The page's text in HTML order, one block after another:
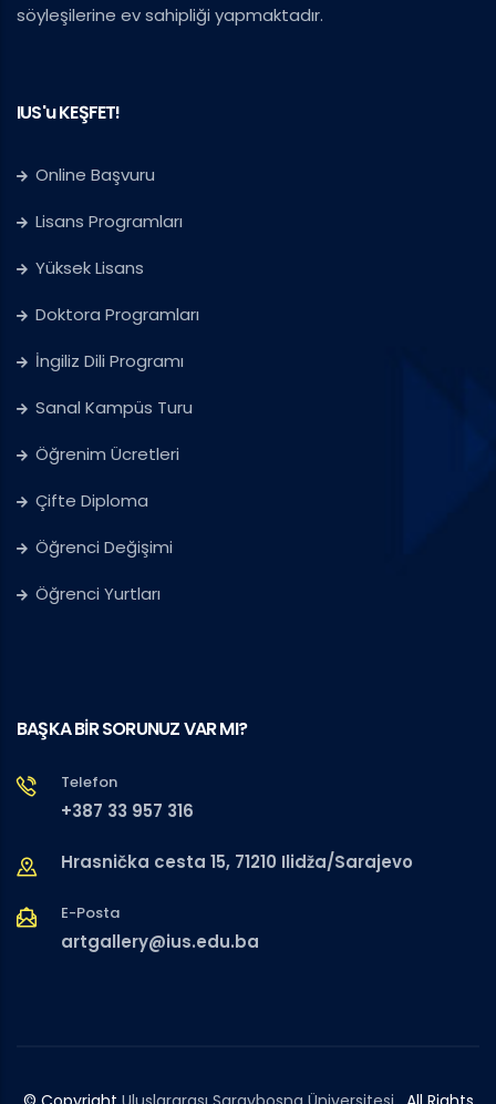
söyleşilerine ev sahipliği yapmaktadır.
IUS'u KEŞFET!
Online Başvuru
Lisans Programları
Yüksek Lisans
Doktora Programları
İngiliz Dili Programı
Sanal Kampüs Turu
Öğrenim Ücretleri
Çifte Diploma
Öğrenci Değişimi
Öğrenci Yurtları
BAŞKA BİR SORUNUZ VAR MI?
Telefon
+387 33 957 316
Hrasnička cesta 15, 71210 Ilidža/Sarajevo
E-Posta
artgallery@ius.edu.ba